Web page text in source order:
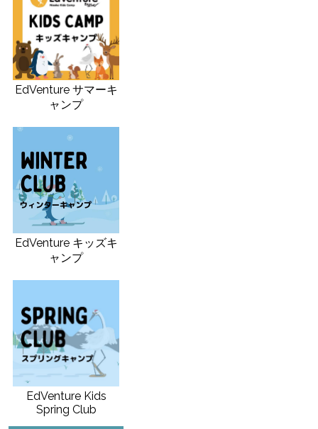
EdVenture サマーキ
ャンプ
EdVenture キッズキ
ャンプ
EdVenture Kids
Spring Club